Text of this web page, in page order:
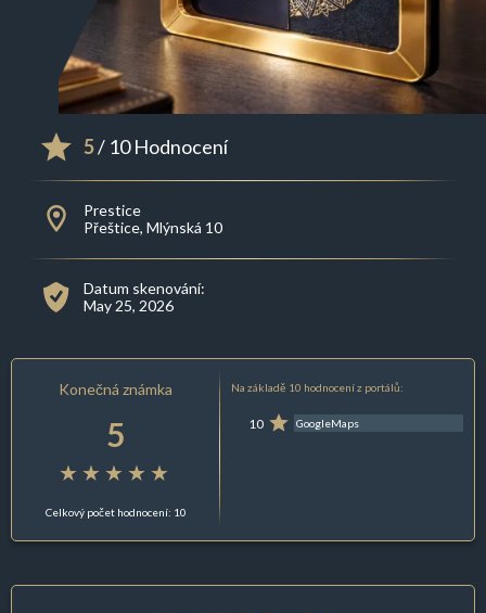
5/ 10 Hodnocení
Prestice
Přeštice, Mlýnská 10
Datum skenování:
May 25, 2026
Konečná známka
5
Celkový počet hodnocení: 10
Na základě 10 hodnocení z portálů:
10 GoogleMaps